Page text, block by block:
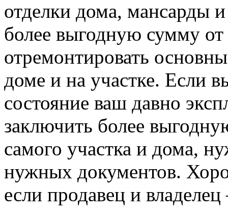
отделки дома, мансарды
более выгодную сумму
отремонтировать
доме и на участке. Если
состояние ваш давно
заключить более
самого участка и дома,
нужных документов.
если продавец и